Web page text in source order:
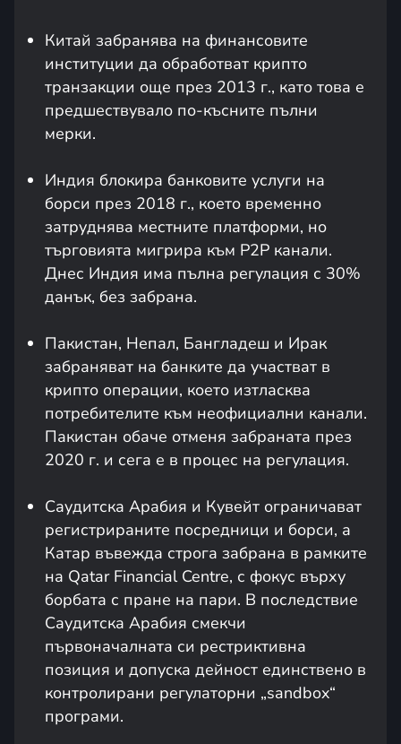
Китай забранява на финансовите
институции да обработват крипто
транзакции още през 2013 г., като това е
предшествувало по-късните пълни
мерки.
Индия блокира банковите услуги на
борси през 2018 г., което временно
затруднява местните платформи, но
търговията мигрира към P2P канали.
Днес Индия има пълна регулация с 30%
данък, без забрана.
Пакистан, Непал, Бангладеш и Ирак
забраняват на банките да участват в
крипто операции, което изтласква
потребителите към неофициални канали.
Пакистан обаче отменя забраната през
2020 г. и сега е в процес на регулация.
Саудитска Арабия и Кувейт ограничават
регистрираните посредници и борси, а
Катар въвежда строга забрана в рамките
на Qatar Financial Centre, с фокус върху
борбата с пране на пари. В последствие
Саудитска Арабия смекчи
първоначалната си рестриктивна
позиция и допуска дейност единствено в
контролирани регулаторни „sandbox“
програми.